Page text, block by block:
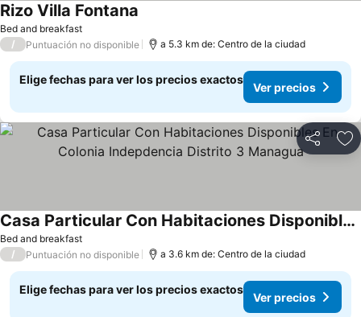
Bed and breakfast
Rizo Villa Fontana
/ Puntuación no disponible a 5.3 km de: Centro de la ciudad
Elige fechas para ver los precios exactos
Ver precios
Compartir
Bed and breakfast
Casa Particular Con Habitaciones Disponibles En Colonia Indepdencia Distrito 3 Managua
Ver precios
/ Puntuación no disponible a 3.6 km de: Centro de la ciudad
Elige fechas para ver los precios exactos
Ver precios